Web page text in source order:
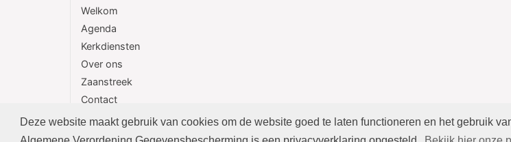
Deze website maakt gebruik van cookies om de website goed te laten functioneren en het gebruik
Welkom
Agenda
Kerkdiensten
Over ons
Zaanstreek
Contact
ANBI